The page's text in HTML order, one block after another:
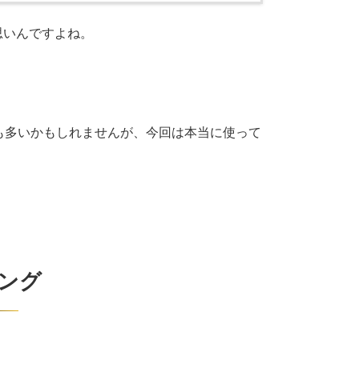
んですよね。
いかもしれませんが、今回は本当に使って
グ